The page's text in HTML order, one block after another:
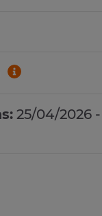
25/04/2026 -